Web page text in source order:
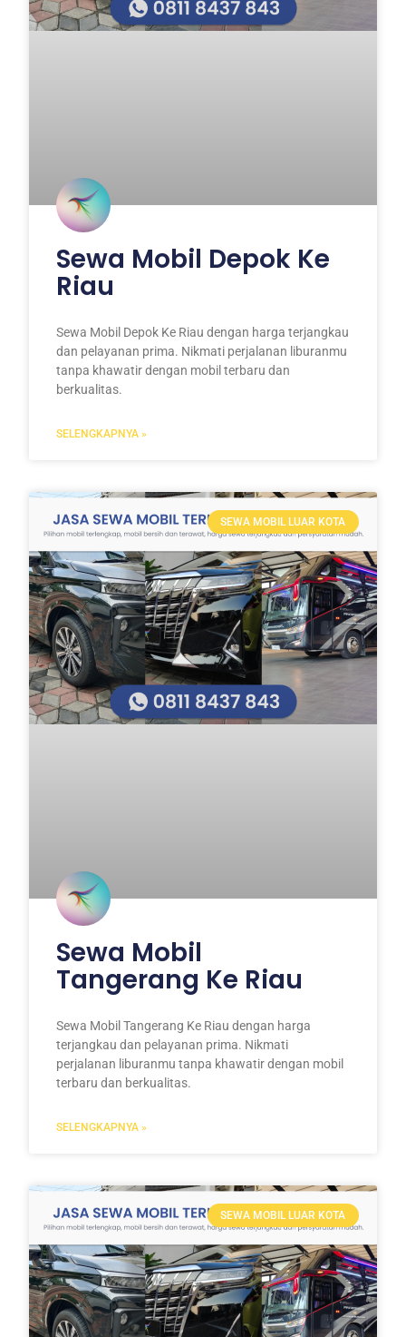
Sewa Mobil Depok Ke
Riau
Sewa Mobil Depok Ke Riau dengan harga terjangkau
dan pelayanan prima. Nikmati perjalanan liburanmu
tanpa khawatir dengan mobil terbaru dan
berkualitas.
SELENGKAPNYA »
SEWA MOBIL LUAR KOTA
Sewa Mobil
Tangerang Ke Riau
Sewa Mobil Tangerang Ke Riau dengan harga
terjangkau dan pelayanan prima. Nikmati
perjalanan liburanmu tanpa khawatir dengan mobil
terbaru dan berkualitas.
SELENGKAPNYA »
SEWA MOBIL LUAR KOTA